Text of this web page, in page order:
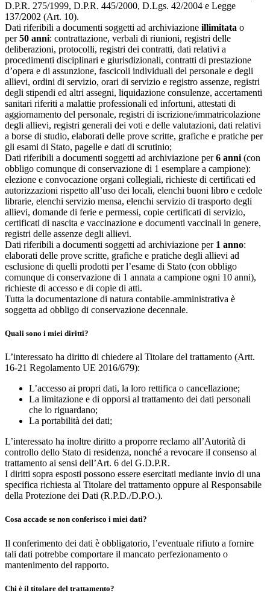
D.P.R. 275/1999, D.P.R. 445/2000, D.Lgs. 42/2004 e Legge
137/2002 (Art. 10).
Dati riferibili a documenti soggetti ad archiviazione illimitata o
per50 anni: contrattazione, verbali di riunioni, registri delle
deliberazioni, protocolli, registri dei contratti, dati relativi a
procedimenti disciplinari e giurisdizionali, contratti di prestazione
d’opera e di assunzione, fascicoli individuali del personale e degli
allievi, ordini di servizio, orari di servizio e registro assenze, registri
degli stipendi ed altri assegni, liquidazione consulenze, accertamenti
sanitari riferiti a malattie professionali ed infortuni, attestati di
aggiornamento del personale, registri di iscrizione/immatricolazione
degli allievi, registri generali dei voti e delle valutazioni, dati relativi
a borse di studio, elaborati delle prove scritte, grafiche e pratiche per
gli esami di Stato, pagelle e dati di scrutinio;
Dati riferibili a documenti soggetti ad archiviazione per6 anni (con
obbligo comunque di conservazione di 1 esemplare a campione):
elezione e convocazione organi collegiali, richieste di certificati ed
autorizzazioni rispetto all’uso dei locali, elenchi buoni libro e cedole
librarie, elenchi servizio mensa, elenchi servizio di trasporto degli
allievi, domande di ferie e permessi, copie certificati di servizio,
certificati di nascita e vaccinazione e documenti vaccinali in genere,
registri delle assenze degli allievi.
Dati riferibili a documenti soggetti ad archiviazione per 1 anno:
elaborati delle prove scritte, grafiche e pratiche degli allievi ad
esclusione di quelli prodotti per l’esame di Stato (con obbligo
comunque di conservazione di 1 annata a campione ogni 10 anni),
richieste di accesso e di copie di atti.
Tutta la documentazione di natura contabile-amministrativa è
soggetta ad obbligo di conservazione decennale.
Quali sono i miei diritti?
L’interessato ha diritto di chiedere al Titolare del trattamento (Artt.
16-21 Regolamento UE 2016/679):
L’accesso ai propri dati, la loro rettifica o cancellazione;
La limitazione e di opporsi al trattamento dei dati personali
che lo riguardano;
La portabilità dei dati;
L’interessato ha inoltre diritto a proporre reclamo all’Autorità di
controllo dello Stato di residenza, nonché a revocare il consenso al
trattamento ai sensi dell’Art. 6 del G.D.P.R.
I diritti sopra esposti possono essere esercitati mediante invio di una
specifica richiesta al Titolare del trattamento oppure al Responsabile
della Protezione dei Dati (R.P.D./D.P.O.).
Cosa accade se non conferisco i miei dati?
Il conferimento dei dati è obbligatorio, l’eventuale rifiuto a fornire
tali dati potrebbe comportare il mancato perfezionamento o
mantenimento del rapporto.
Chi è il titolare del trattamento?